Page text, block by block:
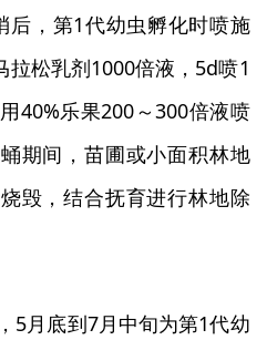
后，第1代幼虫孵化时喷施
拉松乳剂1000倍液，5d喷1
40%乐果200～300倍液喷
期间，苗圃或小面积林地
毁，结合抚育进行林地除
5月底到7月中旬为第1代幼